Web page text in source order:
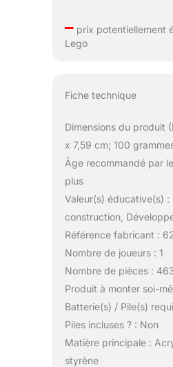
–prix potentiellement
Lego
Fiche technique
Dimensions du produit
x 7,59 cm; 100
Âge recommandé par
plus
Valeur(s) éducative(s)
construction,
Référence fabricant :
Nombre de joueurs : 1
Nombre de pièces :
Produit à monter soi-
Batterie(s) / Pile(s)
Piles incluses ? : Non
Matière principale :
styrène